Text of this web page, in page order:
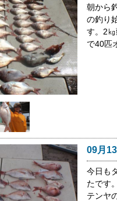
朝から
の釣り
す。2
で40匹
09月
今日も
たです
テンヤ